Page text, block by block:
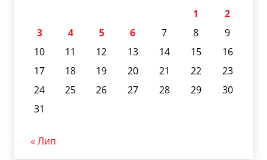
1
2
3
4 5 6 7 8
9
10
11 12 13 14 15
16
17
18 19 20 21 22
23
24
25 26 27 28 29
30
31
« Лип